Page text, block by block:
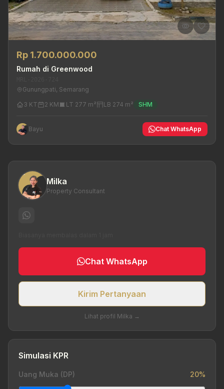
Rp 1.700.000.000
Rumah di Greenwood
Gunungpati, Semarang
3 KT
2 KM LT 277 m² LB 274 m² SHM
Bayu Chat WhatsApp
Milka
Property Consultant
Chat WhatsApp
Kirim Pertanyaan
Lihat profil Milka →
Simulasi KPR
Uang Muka (DP) 20%